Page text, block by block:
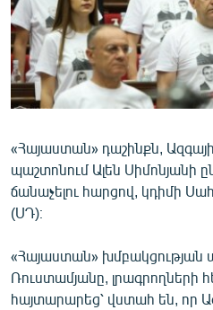
ՍՊՈՐՏ
ՄԵԿՆԱԲԱՆՈՒԹՅՈՒՆ
ՏՏ ԵՒ ԻՆՏԵՐՆԵՏ
ԱՐԽԻՎ
ՏԵՍԱՆՅՈՒԹԵՐ
ԲԱՆԱՎԵՃ
ՁԳՏԵԼՈՎ ԼԱՎԱԳՈՒՅՆԻՆ
ՓՈԴՔԱՍԹ
«Հայաստան» դաշինքն,
պաշտոնում Ալեն Սիմոնյանի
ճանաչելու հարցով, կդիմի
(ՍԴ)։
«Հայաստան»
Ռուստամյանը, լրագրողների
հայտարարեց՝ վստահ են, որ